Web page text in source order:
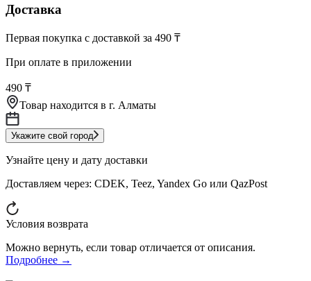
Доставка
Первая покупка с доставкой за 490 ₸
При оплате в приложении
490 ₸
Товар находится в г. Алматы
Укажите свой город
Узнайте цену и дату доставки
Доставляем через: CDEK, Teez, Yandex Go или QazPost
Условия возврата
Можно вернуть, если товар отличается от описания.
Подробнее →